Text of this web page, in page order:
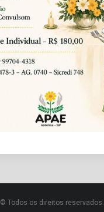
© Todos os direitos reservados.